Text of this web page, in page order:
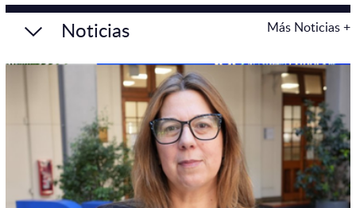
Noticias Más Noticias +